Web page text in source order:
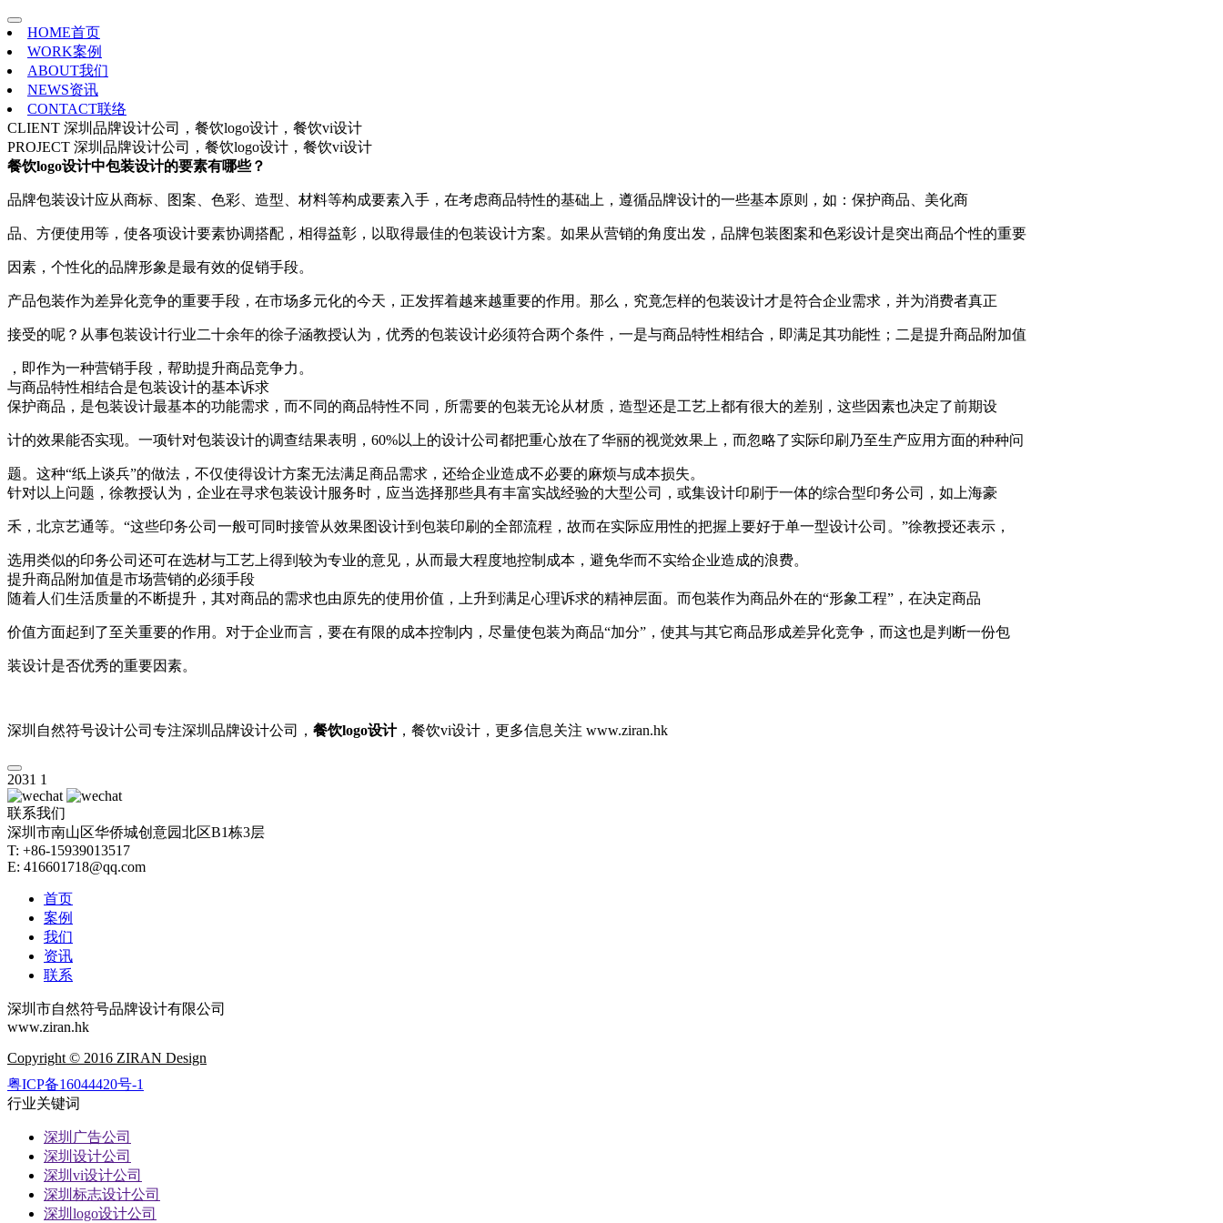
HOME首页
WORK案例
ABOUT我们
NEWS资讯
CONTACT联络
CLIENT 深圳品牌设计公司，餐饮logo设计，餐饮vi设计
PROJECT 深圳品牌设计公司，餐饮logo设计，餐饮vi设计
餐饮logo设计中包装设计的要素有哪些？
品牌包装设计应从商标、图案、色彩、造型、材料等构成要素入手，在考虑商品特性的基础上，遵循品牌设计的一些基本原则，如：保护商品、美化商
品、方便使用等，使各项设计要素协调搭配，相得益彰，以取得最佳的包装设计方案。如果从营销的角度出发，品牌包装图案和色彩设计是突出商品个性的重要
因素，个性化的品牌形象是最有效的促销手段。
产品包装作为差异化竞争的重要手段，在市场多元化的今天，正发挥着越来越重要的作用。那么，究竟怎样的包装设计才是符合企业需求，并为消费者真正
接受的呢？从事包装设计行业二十余年的徐子涵教授认为，优秀的包装设计必须符合两个条件，一是与商品特性相结合，即满足其功能性；二是提升商品附加值
，即作为一种营销手段，帮助提升商品竞争力。
与商品特性相结合是包装设计的基本诉求
保护商品，是包装设计最基本的功能需求，而不同的商品特性不同，所需要的包装无论从材质，造型还是工艺上都有很大的差别，这些因素也决定了前期设
计的效果能否实现。一项针对包装设计的调查结果表明，60%以上的设计公司都把重心放在了华丽的视觉效果上，而忽略了实际印刷乃至生产应用方面的种种问
题。这种“纸上谈兵”的做法，不仅使得设计方案无法满足商品需求，还给企业造成不必要的麻烦与成本损失。
针对以上问题，徐教授认为，企业在寻求包装设计服务时，应当选择那些具有丰富实战经验的大型公司，或集设计印刷于一体的综合型印务公司，如上海豪
禾，北京艺通等。“这些印务公司一般可同时接管从效果图设计到包装印刷的全部流程，故而在实际应用性的把握上要好于单一型设计公司。”徐教授还表示，
选用类似的印务公司还可在选材与工艺上得到较为专业的意见，从而最大程度地控制成本，避免华而不实给企业造成的浪费。
提升商品附加值是市场营销的必须手段
随着人们生活质量的不断提升，其对商品的需求也由原先的使用价值，上升到满足心理诉求的精神层面。而包装作为商品外在的“形象工程”，在决定商品
价值方面起到了至关重要的作用。对于企业而言，要在有限的成本控制内，尽量使包装为商品“加分”，使其与其它商品形成差异化竞争，而这也是判断一份包
装设计是否优秀的重要因素。
深圳自然符号设计公司专注深圳品牌设计公司， 餐饮logo设计，餐饮vi设计，更多信息关注 www.ziran.hk
2031 1
联系我们
深圳市南山区华侨城创意园北区B1栋3层
T: +86-15939013517
E: 416601718@qq.com
首页
案例
我们
资讯
联系
深圳市自然符号品牌设计有限公司
www.ziran.hk
Copyright © 2016 ZIRAN Design
粤ICP备16044420号-1
行业关键词
深圳广告公司
深圳设计公司
深圳vi设计公司
深圳标志设计公司
深圳logo设计公司